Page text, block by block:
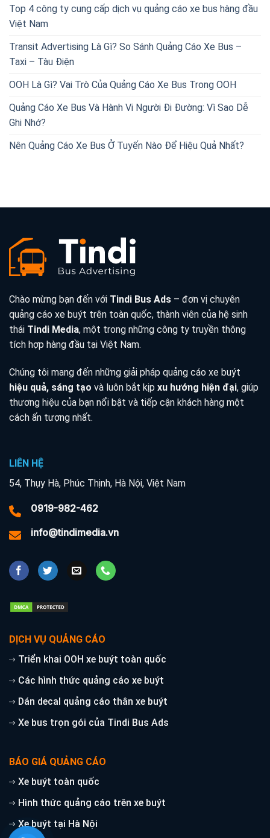
Top 4 công ty cung cấp dịch vụ quảng cáo xe bus hàng đầu
Việt Nam
Transit Advertising Là Gì? So Sánh Quảng Cáo Xe Bus –
Taxi – Tàu Điện
OOH Là Gì? Vai Trò Của Quảng Cáo Xe Bus Trong OOH
Quảng Cáo Xe Bus Và Hành Vi Người Đi Đường: Vì Sao Dễ
Ghi Nhớ?
Nên Quảng Cáo Xe Bus Ở Tuyến Nào Để Hiệu Quả Nhất?
Chào mừng bạn đến với Tindi Bus Ads – đơn vị chuyên
quảng cáo xe buýt trên toàn quốc, thành viên của hệ sinh
thái Tindi Media, một trong những công ty truyền thông
tích hợp hàng đầu tại Việt Nam.
Chúng tôi mang đến những giải pháp quảng cáo xe buýt
hiệu quả, sáng tạo và luôn bắt kịp xu hướng hiện đại, giúp
thương hiệu của bạn nổi bật và tiếp cận khách hàng một
cách ấn tượng nhất.
LIÊN HỆ
54, Thụy Hà, Phúc Thịnh, Hà Nội, Việt Nam
0919-982-462
info@tindimedia.vn
DỊCH VỤ QUẢNG CÁO
Triển khai OOH xe buýt toàn quốc
Các hình thức quảng cáo xe buýt
Dán decal quảng cáo thân xe buýt
Xe bus trọn gói của Tindi Bus Ads
BÁO GIÁ QUẢNG CÁO
Xe buýt toàn quốc
Hình thức quảng cáo trên xe buýt
Xe buýt tại Hà Nội